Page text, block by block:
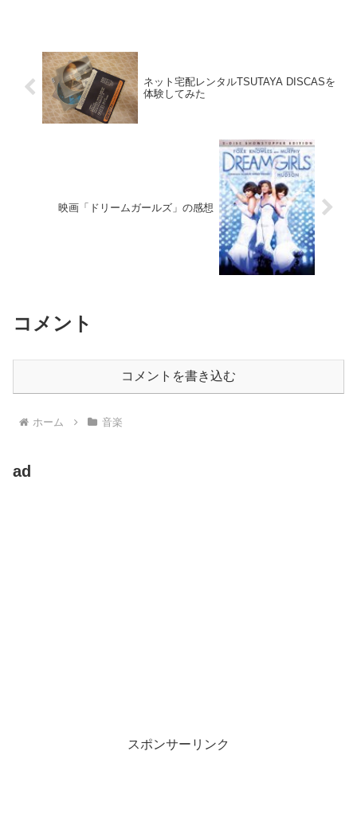
ネット宅配レンタルTSUTAYA DISCASを
体験してみた
映画「ドリームガールズ」の感想
コメント
コメントを書き込む
ホーム 音楽
ad
スポンサーリンク